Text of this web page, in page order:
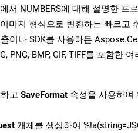
서 NUMBERS에 대해 설명한 프
미지 형식으로 변환하는 빠르고
이나 SDK를 사용하든
PNG, BMP, GIF, TIFF를 포함한
고 SaveFormat 속성을 사용하여
개체를 생성하여